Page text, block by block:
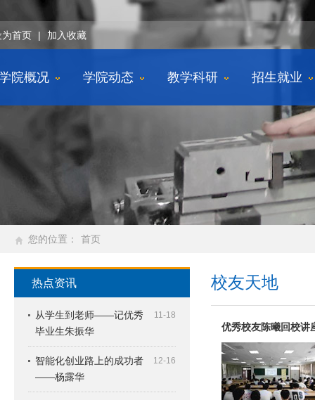
为首页 | 加入收藏
院概况 学院动态 教学科研 招生就业
您的位置： 首页
热点资讯
11-18
从学生到老师——记优秀
毕业生朱振华
12-16
智能化创业路上的成功者
——杨露华
校友天地
优秀校友陈曦回校讲